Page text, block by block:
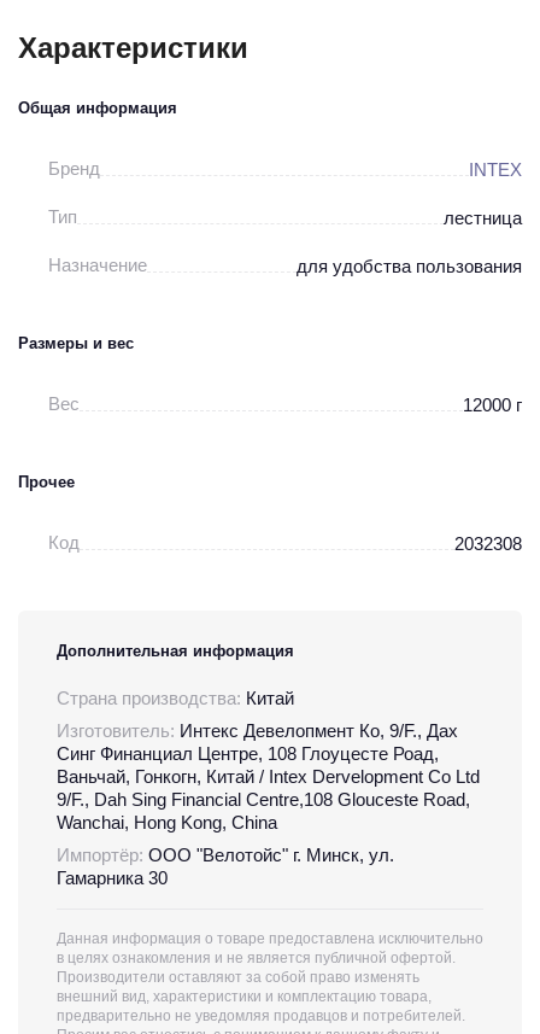
Характеристики
Общая информация
Бренд INTEX
Тип лестница
Назначение для удобства пользования
Размеры и вес
Вес 12000 г
Прочее
Код 2032308
Дополнительная информация
Страна производства: Китай
Изготовитель: Интекс Девелопмент Ко, 9/F., Дах
Синг Финанциал Центре, 108 Глоуцесте Роад,
Ваньчай, Гонкогн, Китай / Intex Dervelopment Co Ltd
9/F., Dah Sing Financial Centre,108 Glouceste Road,
Wanchai, Hong Kong, China
Импортёр: ООО "Велотойс" г. Минск, ул.
Гамарника 30
Данная информация о товаре предоставлена исключительно
в целях ознакомления и не является публичной офертой.
Производители оставляют за собой право изменять
внешний вид, характеристики и комплектацию товара,
предварительно не уведомляя продавцов и потребителей.